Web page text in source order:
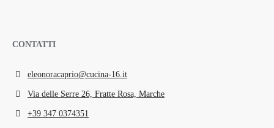
CONTATTI
eleonoracaprio@cucina-16.it
Via delle Serre 26, Fratte Rosa, Marche
+39 347 0374351